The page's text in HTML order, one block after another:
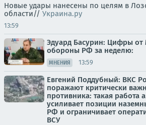
Новые удары нанесены по целям в
области// Украина.ру
13:59
Эдуард Басурин: Цифры от
обороны РФ за неделю:
МНЕНИЯ 13:59
Евгений Поддубный: ВКС
поражают критически
противника: такая работа
усиливает позиции
РФ и ограничивает
ВСУ